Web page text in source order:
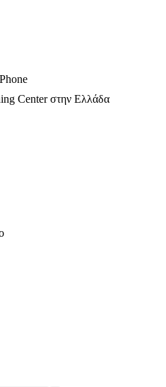
Center στην Ελλάδα